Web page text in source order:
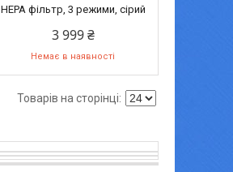
HEPA фільтр, 3 режими, сірий
3 999 ₴
Немає в наявності